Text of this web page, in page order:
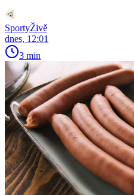
SportyŽivě
dnes, 12:01
3 min